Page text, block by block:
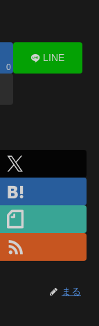
0
LINE
まる